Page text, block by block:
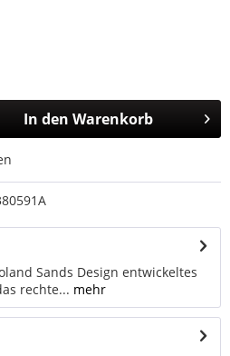
In den Warenkorb
Sands Design entwickeltes
rechte... mehr